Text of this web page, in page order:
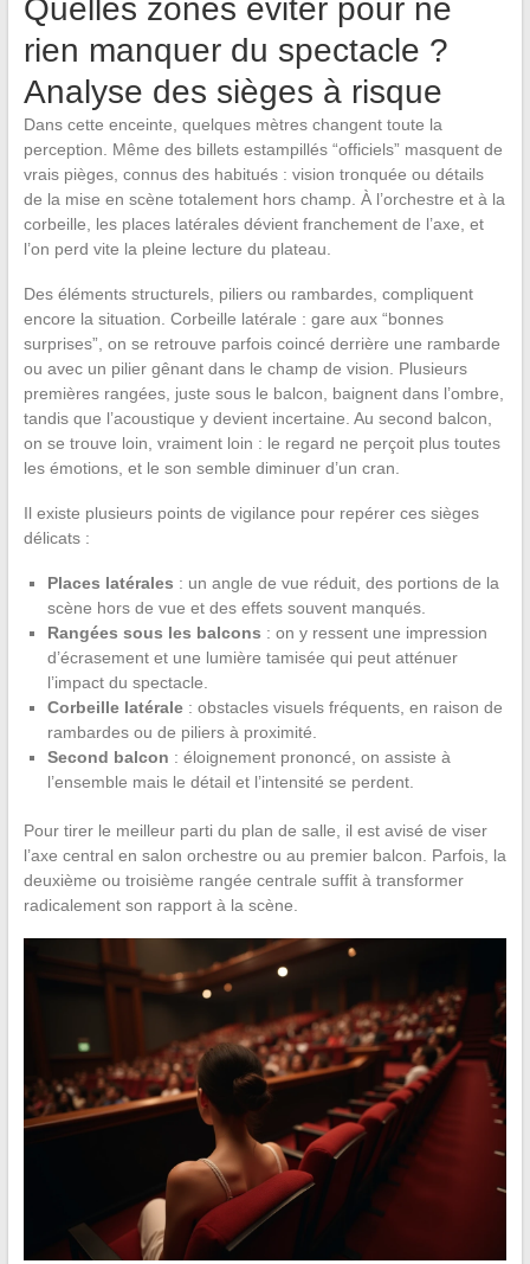
Quelles zones éviter pour ne
rien manquer du spectacle ?
Analyse des sièges à risque
Dans cette enceinte, quelques mètres changent toute la
perception. Même des billets estampillés “officiels” masquent de
vrais pièges, connus des habitués : vision tronquée ou détails
de la mise en scène totalement hors champ. À l’orchestre et à la
corbeille, les places latérales dévient franchement de l’axe, et
l’on perd vite la pleine lecture du plateau.
Des éléments structurels, piliers ou rambardes, compliquent
encore la situation. Corbeille latérale : gare aux “bonnes
surprises”, on se retrouve parfois coincé derrière une rambarde
ou avec un pilier gênant dans le champ de vision. Plusieurs
premières rangées, juste sous le balcon, baignent dans l’ombre,
tandis que l’acoustique y devient incertaine. Au second balcon,
on se trouve loin, vraiment loin : le regard ne perçoit plus toutes
les émotions, et le son semble diminuer d’un cran.
Il existe plusieurs points de vigilance pour repérer ces sièges
délicats :
Places latérales : un angle de vue réduit, des portions de la
scène hors de vue et des effets souvent manqués.
Rangées sous les balcons : on y ressent une impression
d’écrasement et une lumière tamisée qui peut atténuer
l’impact du spectacle.
Corbeille latérale: obstacles visuels fréquents, en raison de
rambardes ou de piliers à proximité.
Second balcon : éloignement prononcé, on assiste à
l’ensemble mais le détail et l’intensité se perdent.
Pour tirer le meilleur parti du plan de salle, il est avisé de viser
l’axe central en salon orchestre ou au premier balcon. Parfois, la
deuxième ou troisième rangée centrale suffit à transformer
radicalement son rapport à la scène.